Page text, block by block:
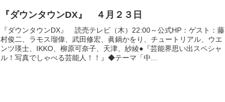
『ダウンタウンDX』 ４月２３日
『ダウンタウンDX』 読売テレビ（木）22:00～公式HP：ゲスト：藤
村俊二、ラモス瑠偉、武田修宏、眞鍋かをり、チュートリアル、ウエ
ンツ瑛士、IKKO、柳原可奈子、天津、紗綾●『芸能界思い出スペシャ
ル！写真でしゃべる芸能人！！』◆テーマ「中...